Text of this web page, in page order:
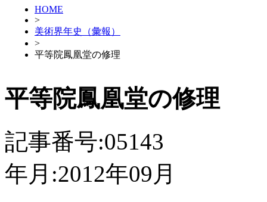
HOME
>
美術界年史（彙報）
>
平等院鳳凰堂の修理
平等院鳳凰堂の修理
記事番号:05143
年月:2012年09月